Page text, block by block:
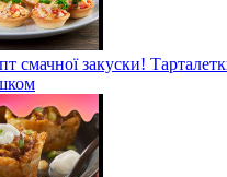
смачної закуски!